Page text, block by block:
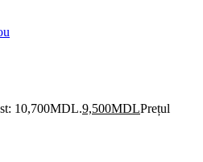
10,700MDL.9,500MDLPrețul